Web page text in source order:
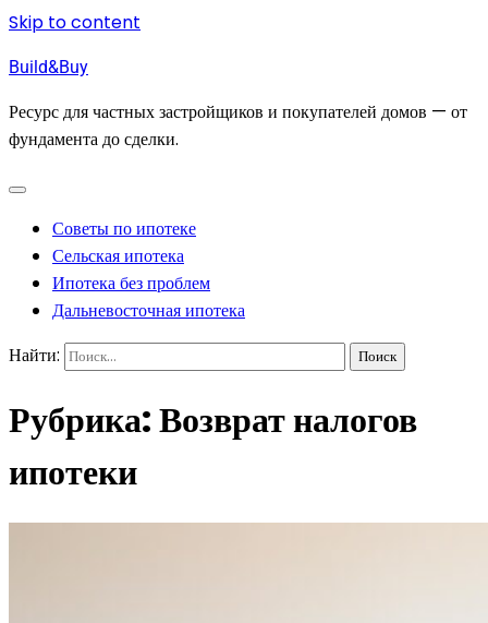
Skip to content
Build&Buy
Ресурс для частных застройщиков и покупателей домов — от
фундамента до сделки.
Советы по ипотеке
Сельская ипотека
Ипотека без проблем
Дальневосточная ипотека
Найти:
Рубрика:Возврат налогов
ипотеки